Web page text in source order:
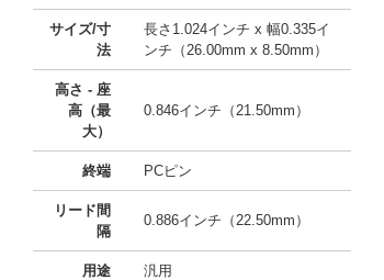
サイズ/寸
法
長さ1.024インチ x 幅0.335イ
ンチ（26.00mm x 8.50mm）
高さ - 座
高（最
大）
0.846インチ（21.50mm）
終端 PCピン
リード間
隔
0.886インチ（22.50mm）
用途 汎用